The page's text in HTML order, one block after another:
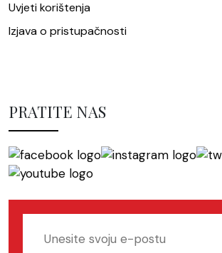
Uvjeti korištenja
Izjava o pristupačnosti
PRATITE NAS